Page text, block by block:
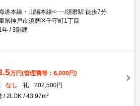
道本線・山陽本線<･･･/須磨駅 徒歩7分
県神戸市須磨区千守町1丁目
年
3階建
万円(管理費等：6,000円)
なし 礼
202,500円
2LDK 43.97m²